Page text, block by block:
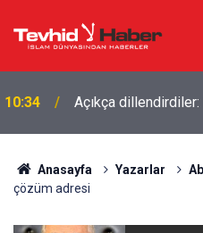
10:26
İŞGALCİ
SALDIRI
Anasayfa Yazarlar
çözüm adresi